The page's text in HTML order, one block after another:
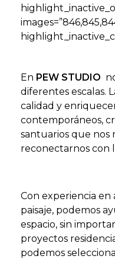
En PEW STUDIO
diferentes escalas.
calidad y
contemporáneos,
santuarios que nos
reconectarnos con
Con experiencia
paisaje, podemos
espacio, sin
proyectos
podemos